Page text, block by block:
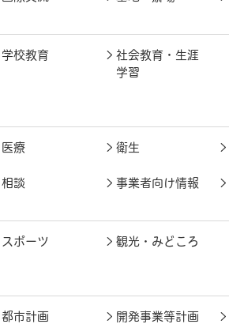
学校教育
社会教育・生涯
学習
医療 衛生
相談 事業者向け情報
スポーツ 観光・みどころ
都市計画
開発事業等計画